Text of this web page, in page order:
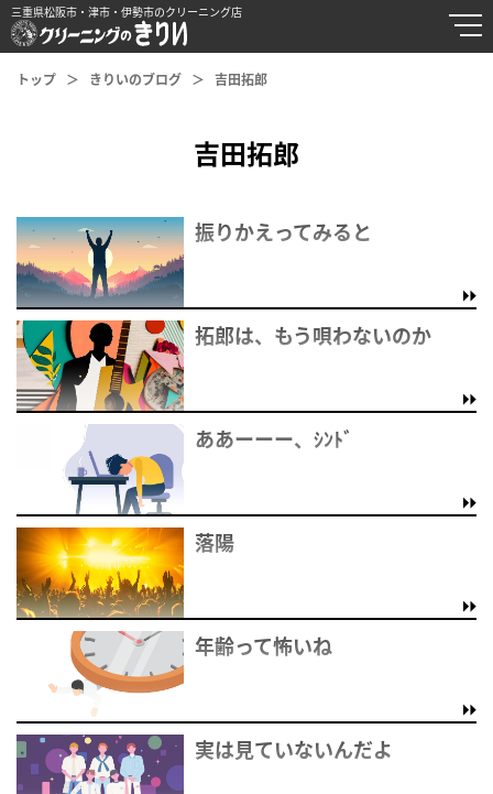
三重県松阪市・津市・伊勢市のクリーニング店
トップ きりいのブログ 吉田拓郎
吉田拓郎
振りかえってみると
拓郎は、もう唄わないのか
ああーーー、ｼﾝﾄﾞ
落陽
年齢って怖いね
実は見ていないんだよ